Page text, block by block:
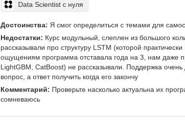
Data Scientist с нуля
Достоинства: Я смог определиться с темами для
Недостатки: Курс модульный, слеплен из большого
рассказывали про структуру LSTM (которой
ощущениям программа отставала года на 3, нам даже
LightGBM, CatBoost) не рассказывали. Поддержка очень
вопрос, а ответ получить когда его закончу
Комментарий: Проверьте насколько актуальна их
сомневаюсь